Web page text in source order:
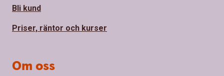
Bli kund
Priser, räntor och kurser
Om oss